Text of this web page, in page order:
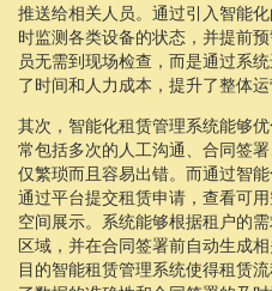
推送给相关人员。通过引入智能
时监测各类设备的状态，并提前
员无需到现场检查，而是通过系
了时间和人力成本，提升了整体运
其次，智能化租赁管理系统能够
常包括多次的人工沟通、合同签
仅繁琐而且容易出错。而通过智
通过平台提交租赁申请，查看可
空间展示。系统能够根据租户的
区域，并在合同签署前自动生成
目的智能租赁管理系统使得租赁